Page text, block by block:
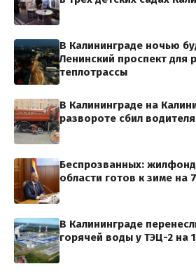
В Калининграде ночью
Ленинский проспект для
теплотрассы
В Калининграде на
развороте сбил
Беспрозванных:
области готов к зиме на
В Калининграде
горячей воды у ТЭЦ-2 на